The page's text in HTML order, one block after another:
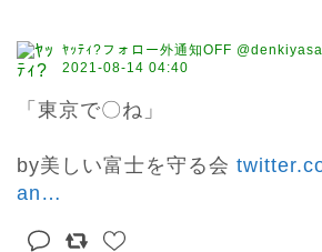
ﾔｯﾃｨ?フォロー外通知OFF
2021-08-14 04:40
「東京で〇ね」
by美しい富士を守る会
an …